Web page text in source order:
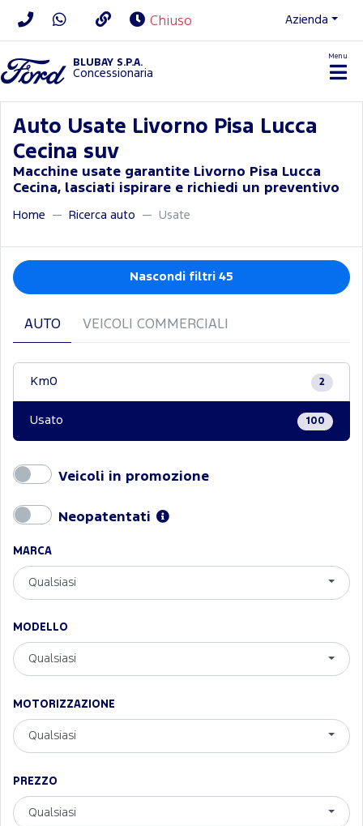
Chiuso Azienda
BLUBAY S.P.A.
Concessionaria
Menu
Auto Usate Livorno Pisa Lucca
Cecina suv
Macchine usate garantite Livorno Pisa Lucca
Cecina, lasciati ispirare e richiedi un preventivo
Home Ricerca auto Usate
Nascondi filtri 45
AUTO VEICOLI COMMERCIALI
Km0 2
Usato 100
Veicoli in promozione
Neopatentati
MARCA
Qualsiasi
MODELLO
Qualsiasi
MOTORIZZAZIONE
Qualsiasi
PREZZO
Qualsiasi